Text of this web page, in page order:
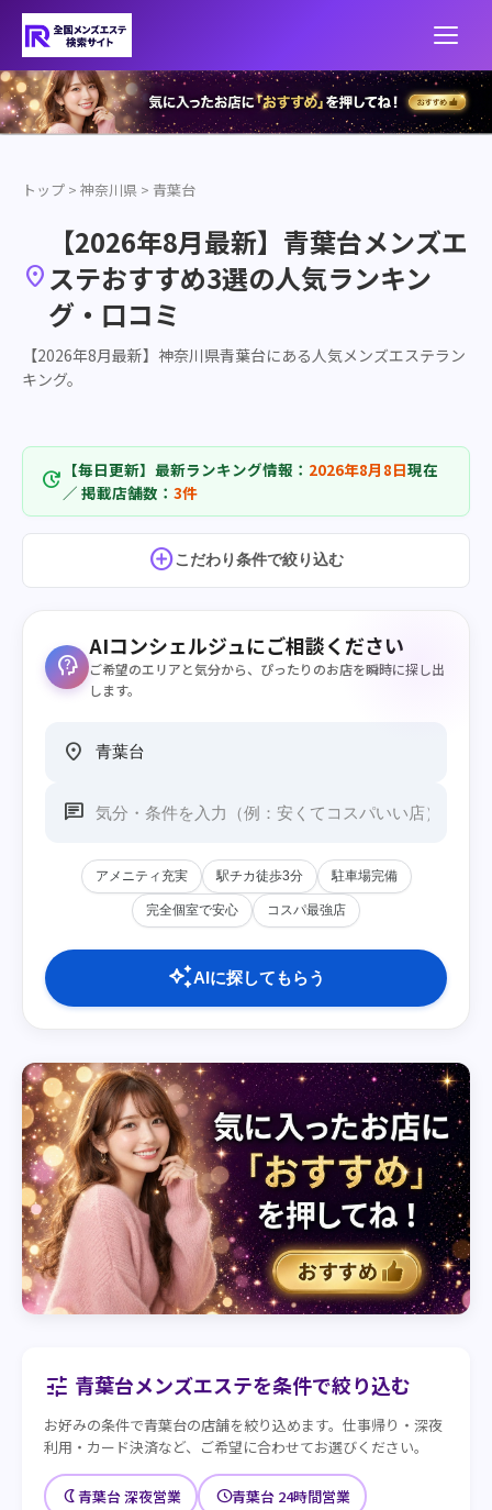
トップ > 神奈川県 > 青葉台

【2026年8月最新】青葉台メンズエ
ステおすすめ3選の人気ランキン
グ・口コミ
【2026年8月最新】神奈川県青葉台にある人気メンズエステラン
キング。
update 【毎日更新】最新ランキング情報： 2026年8月8日現在
／ 掲載店舗数： 3件
add_circleこだわり条件で絞り込む
psychology_alt
AIコンシェルジュにご相談ください
ご希望のエリアと気分から、ぴったりのお店を瞬時に探し出
します。
location_on
chat
アメニティ充実 駅チカ徒歩3分 駐車場完備
完全個室で安心 コスパ最強店
auto_awesomeAIに探してもらう
tune 青葉台メンズエステを条件で絞り込む
お好みの条件で青葉台の店舗を絞り込めます。仕事帰り・深夜
利用・カード決済など、ご希望に合わせてお選びください。
nightlight青葉台 深夜営業 schedule青葉台 24時間営業